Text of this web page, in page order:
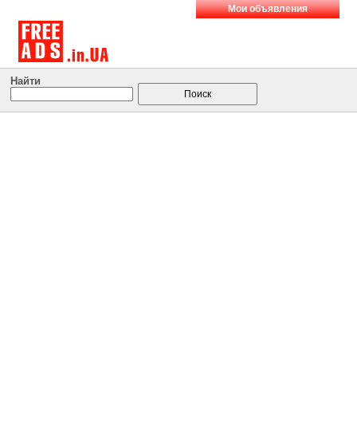
Мои объявления
Найти